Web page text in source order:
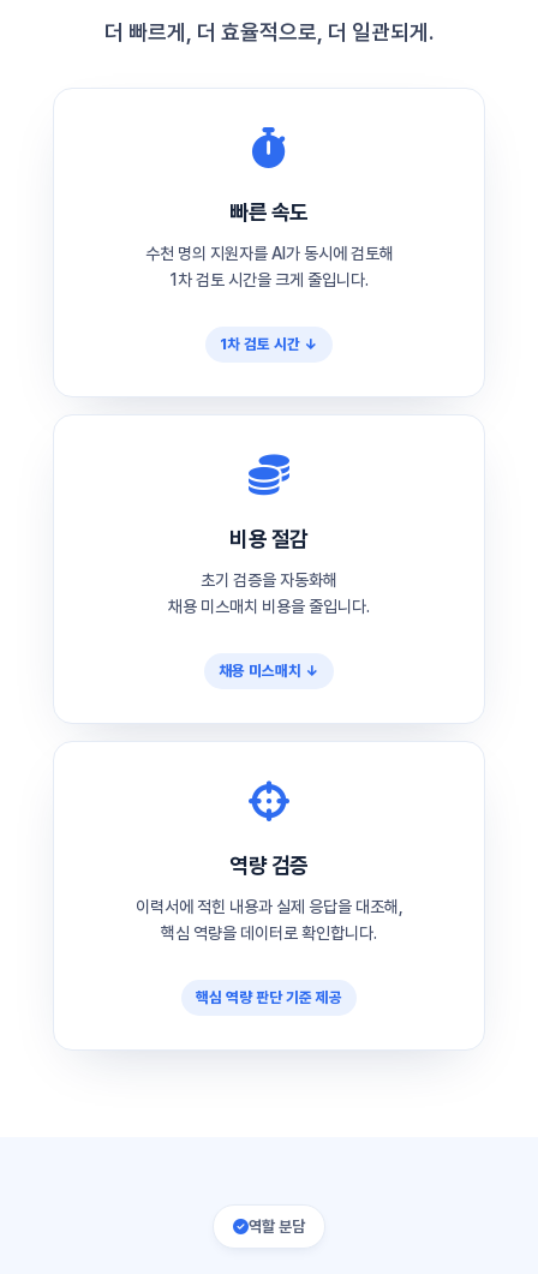
더 빠르게, 더 효율적으로, 더 일관되게.
빠른 속도
수천 명의 지원자를 AI가 동시에 검토해
1차 검토 시간을 크게 줄입니다.
1차 검토 시간 ↓
비용 절감
초기 검증을 자동화해
채용 미스매치 비용을 줄입니다.
채용 미스매치 ↓
역량 검증
이력서에 적힌 내용과 실제 응답을 대조해,
핵심 역량을 데이터로 확인합니다.
핵심 역량 판단 기준 제공
역할 분담